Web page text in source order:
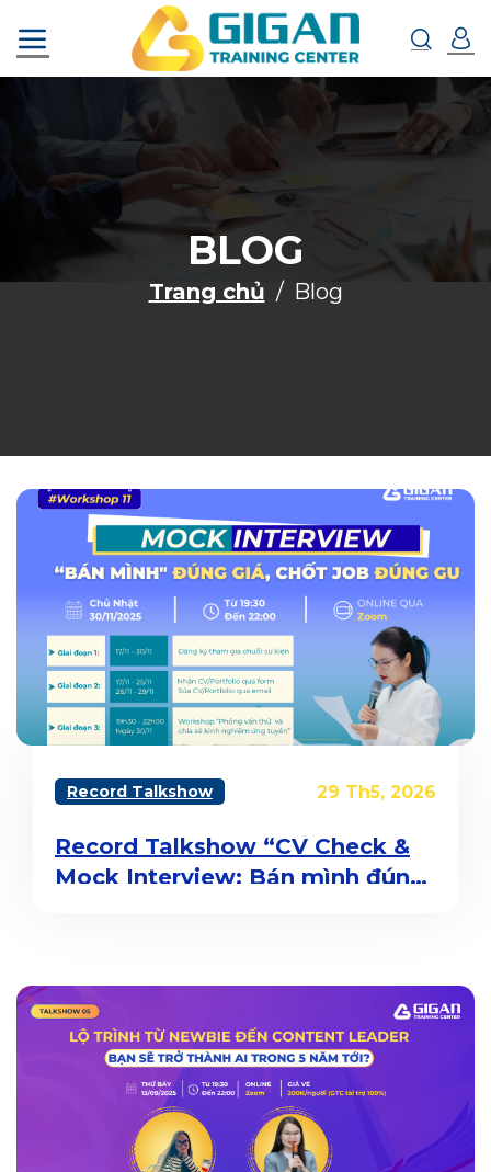
đến
BLOG
Trang chủ Blog
Record Talkshow 29 Th5, 2026
Record Talkshow “CV Check &
Mock Interview: Bán mình đúng